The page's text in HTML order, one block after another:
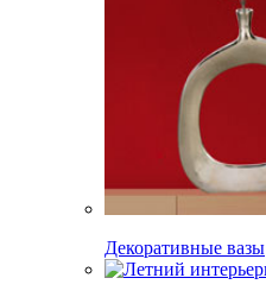
Декоративные вазы